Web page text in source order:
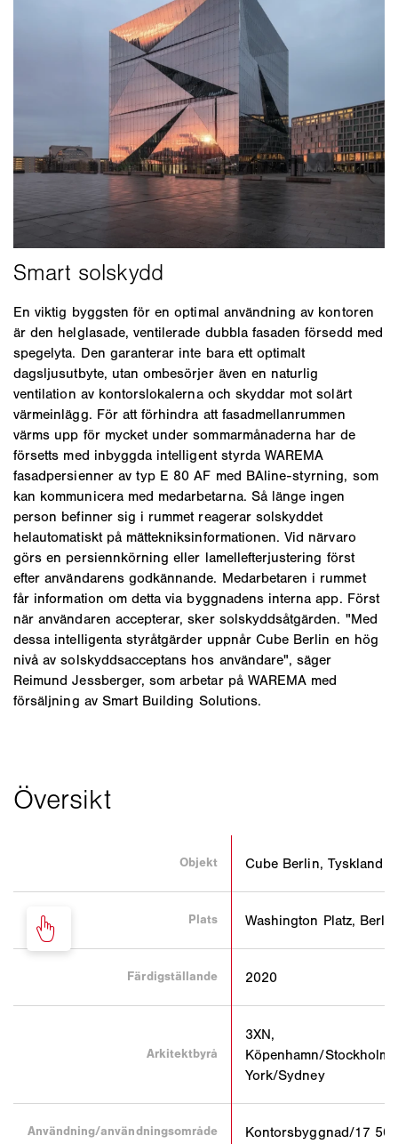
En viktig byggsten för en optimal användning av kontoren
är den helglasade, ventilerade dubbla fasaden försedd med
spegelyta. Den garanterar inte bara ett optimalt
dagsljusutbyte, utan ombesörjer även en naturlig
ventilation av kontorslokalerna och skyddar mot solärt
värmeinlägg. För att förhindra att fasadmellanrummen
värms upp för mycket under sommarmånaderna har de
försetts med inbyggda intelligent styrda WAREMA
fasadpersienner av typ E 80 AF med BAline-styrning, som
kan kommunicera med medarbetarna. Så länge ingen
person befinner sig i rummet reagerar solskyddet
helautomatiskt på mättekniksinformationen. Vid närvaro
görs en persiennkörning eller lamellefterjustering först
efter användarens godkännande. Medarbetaren i rummet
får information om detta via byggnadens interna app. Först
när användaren accepterar, sker solskyddsåtgärden. "Med
dessa intelligenta styråtgärder uppnår Cube Berlin en hög
nivå av solskyddsacceptans hos användare", säger
Reimund Jessberger, som arbetar på WAREMA med
försäljning av Smart Building Solutions.
Objekt Cube Berlin, Tyskland
Plats Washington Platz, Berlin
Färdigställande 2020
Arkitektbyrå
3XN,
Köpenhamn/Stockholm/
York/Sydney
Användning/användningsområde Kontorsbyggnad/17